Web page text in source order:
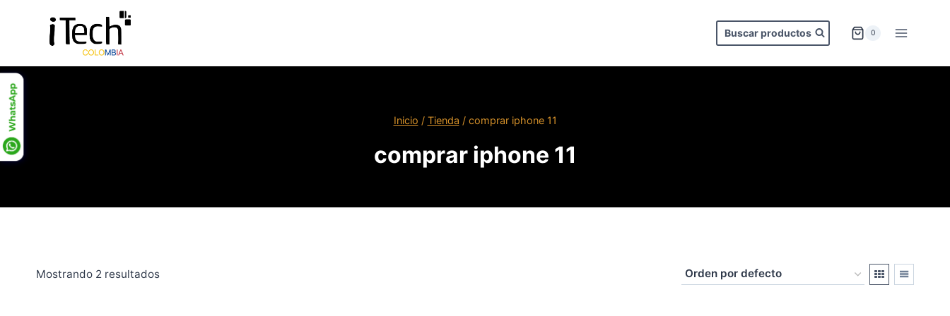
contenido
Buscar productos 0
Inicio / Tienda / comprar iphone 11
comprar iphone 11
Mostrando 2 resultados